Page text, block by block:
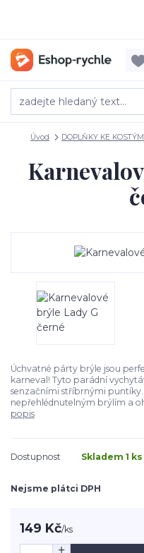
Úvod DOPLŇKY KE
Úchvatné párty brýle jsou
karneval! Tyto parádní
senzačními stříbrnými
nepřehlédnutelným brýlím a
popis
Dostupnost Skladem 1 ks
Nejsme plátci DPH
149 Kč/ks